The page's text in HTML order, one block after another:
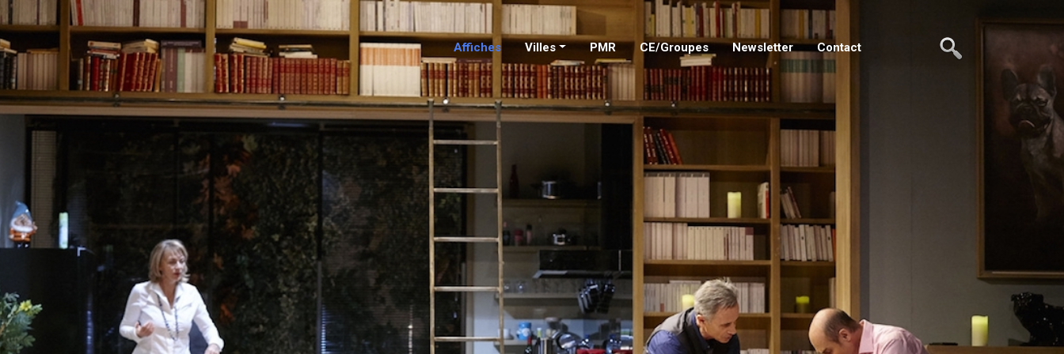
Affiches Villes PMR CE/Groupes Newsletter Contact